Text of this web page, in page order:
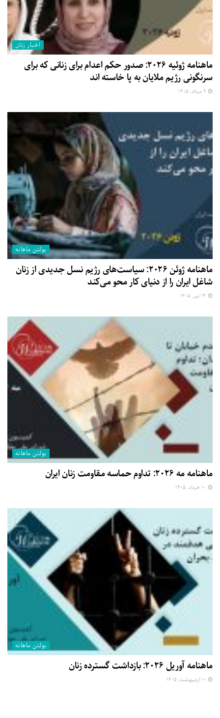
اخبار زنان
ماهنامه ژوئیه ۲۰۲۶: صدور حکم اعدام برای زنانی که برای
سرنگونی رژیم ملایان به پا خاسته اند
بولتن ماهانه
ماهنامه ژوئن ۲۰۲۶: سیاست‌های رژیم نسل جدیدی از زنان
شاغل ایران را از دنیای کار محو می‌کند
بولتن ماهانه
ماهنامه مه ۲۰۲۶: تداوم حماسه مقاومت زنان ایران
بولتن ماهانه
ماهنامه آوریل ۲۰۲۶: بازداشت گسترده زنان